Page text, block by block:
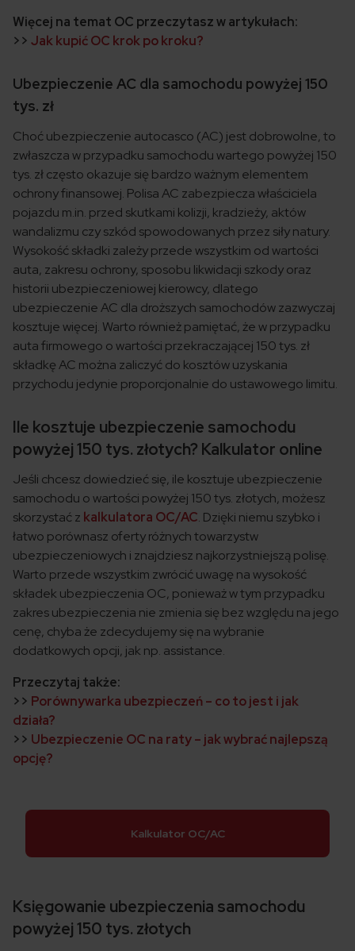
Więcej na temat OC przeczytasz w artykułach:
>> Jak kupić OC krok po kroku?
Ubezpieczenie AC dla samochodu powyżej 150
tys. zł
Choć ubezpieczenie autocasco (AC) jest dobrowolne, to
zwłaszcza w przypadku samochodu wartego powyżej 150
tys. zł często okazuje się bardzo ważnym elementem
ochrony finansowej. Polisa AC zabezpiecza właściciela
pojazdu m.in. przed skutkami kolizji, kradzieży, aktów
wandalizmu czy szkód spowodowanych przez siły natury.
Wysokość składki zależy przede wszystkim od wartości
auta, zakresu ochrony, sposobu likwidacji szkody oraz
historii ubezpieczeniowej kierowcy, dlatego
ubezpieczenie AC dla droższych samochodów zazwyczaj
kosztuje więcej. Warto również pamiętać, że w przypadku
auta firmowego o wartości przekraczającej 150 tys. zł
składkę AC można zaliczyć do kosztów uzyskania
przychodu jedynie proporcjonalnie do ustawowego limitu.
Ile kosztuje ubezpieczenie samochodu
powyżej 150 tys. złotych? Kalkulator online
Jeśli chcesz dowiedzieć się, ile kosztuje ubezpieczenie
samochodu o wartości powyżej 150 tys. złotych, możesz
skorzystać z kalkulatora OC/AC. Dzięki niemu szybko i
łatwo porównasz oferty różnych towarzystw
ubezpieczeniowych i znajdziesz najkorzystniejszą polisę.
Warto przede wszystkim zwrócić uwagę na wysokość
składek ubezpieczenia OC, ponieważ w tym przypadku
zakres ubezpieczenia nie zmienia się bez względu na jego
cenę, chyba że zdecydujemy się na wybranie
dodatkowych opcji, jak np. assistance.
Przeczytaj także:
>> Porównywarka ubezpieczeń – co to jest i jak
działa?
>> Ubezpieczenie OC na raty – jak wybrać najlepszą
opcję?
Kalkulator OC/AC
Księgowanie ubezpieczenia samochodu
powyżej 150 tys. złotych